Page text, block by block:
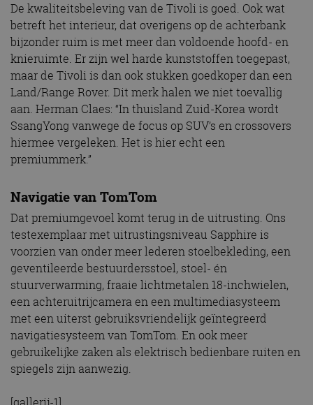
De kwaliteitsbeleving van de Tivoli is goed. Ook wat
betreft het interieur, dat overigens op de achterbank
bijzonder ruim is met meer dan voldoende hoofd- en
knieruimte. Er zijn wel harde kunststoffen toegepast,
maar de Tivoli is dan ook stukken goedkoper dan een
Land/Range Rover. Dit merk halen we niet toevallig
aan. Herman Claes: “In thuisland Zuid-Korea wordt
SsangYong vanwege de focus op SUV’s en crossovers
hiermee vergeleken. Het is hier echt een
premiummerk.”
Navigatie van TomTom
Dat premiumgevoel komt terug in de uitrusting. Ons
testexemplaar met uitrustingsniveau Sapphire is
voorzien van onder meer lederen stoelbekleding, een
geventileerde bestuurdersstoel, stoel- én
stuurverwarming, fraaie lichtmetalen 18-inchwielen,
een achteruitrijcamera en een multimediasysteem
met een uiterst gebruiksvriendelijk geïntegreerd
navigatiesysteem van TomTom. En ook meer
gebruikelijke zaken als elektrisch bedienbare ruiten en
spiegels zijn aanwezig.